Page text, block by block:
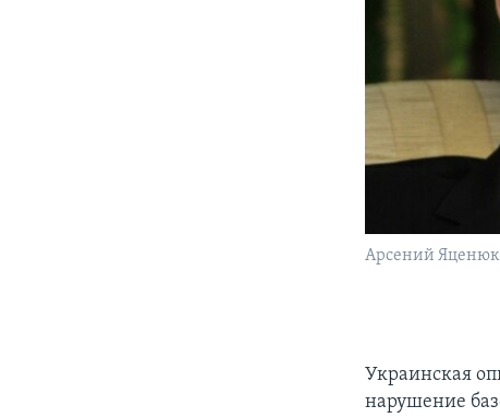
Арсений Яценюк
Украинская
нарушение